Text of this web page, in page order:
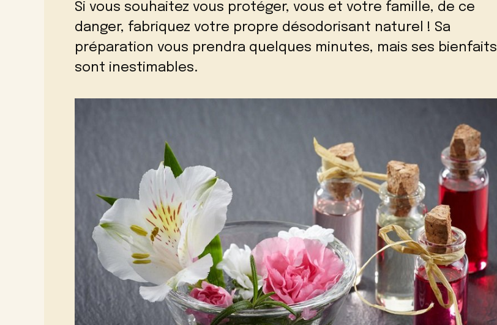
Si vous souhaitez vous protéger, vous et votre famille, de ce
danger, fabriquez votre propre désodorisant naturel ! Sa
préparation vous prendra quelques minutes, mais ses bienfaits
sont inestimables.